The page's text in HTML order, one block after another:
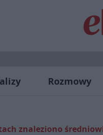
Rozmowy
znaleziono